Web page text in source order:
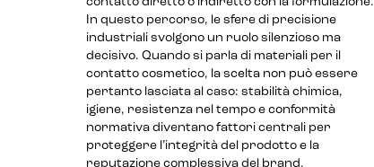
In questo percorso, le sfere di precisione
industriali svolgono un ruolo silenzioso ma
decisivo. Quando si parla di materiali per il
contatto cosmetico, la scelta non può essere
pertanto lasciata al caso: stabilità chimica,
igiene, resistenza nel tempo e conformità
normativa diventano fattori centrali per
proteggere l’integrità del prodotto e la
reputazione complessiva del brand.